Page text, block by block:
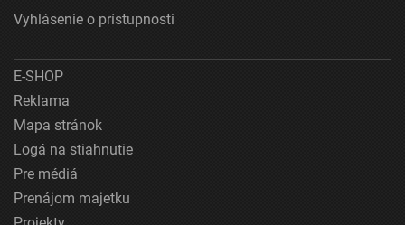
Vyhlásenie o prístupnosti
E-SHOP
Reklama
Mapa stránok
Logá na stiahnutie
Pre médiá
Prenájom majetku